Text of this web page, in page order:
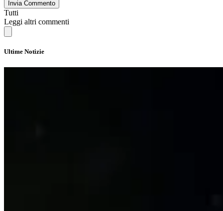
Invia Commento
Tutti
Leggi altri commenti
Ultime Notizie